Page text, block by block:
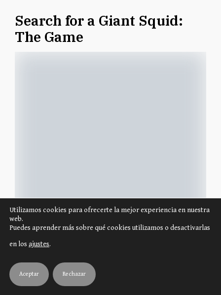
Search for a Giant Squid:
The Game
Se pudo ver el juego en la Gama Expo 2025 el cual
se espera para este marzo.
Un juego si autoría acreditada de 2-4 jugadores y
Utilizamos cookies para ofrecerte la mejor experiencia en nuestra
web.
Puedes aprender más sobre qué cookies utilizamos o desactivarlas
en los ajustes.
Aceptar Rechazar